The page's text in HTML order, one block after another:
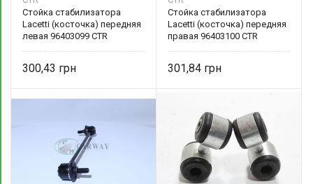
Стойка стабилизатора
Lacetti (косточка) передняя
левая 96403099 CTR
300,43
Стойка стабилизатора
Lacetti (косточка) передняя
правая 96403100 CTR
301,84